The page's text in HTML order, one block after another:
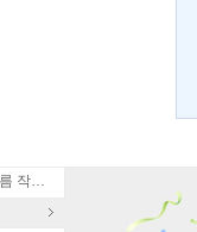
뮤지컬 〈휴남동 서점〉X 황보름 작가 북토크